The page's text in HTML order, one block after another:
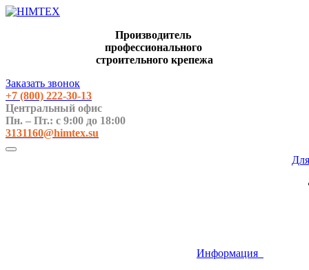
Производитель
профессионального
строительного крепежа
Заказать звонок
+7 (800) 222-30-13
Центральный офис
Пн. – Пт.: с 9:00 до 18:00
3131160@himtex.su
Информация